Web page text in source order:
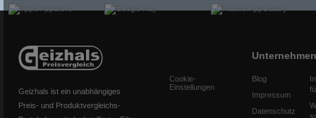
Geizhals ist ein unabhängiges
Preis- und Produktvergleichs-
Cookie-
Einstellungen
Unternehmen
Blog
Impressum
Datenschutz